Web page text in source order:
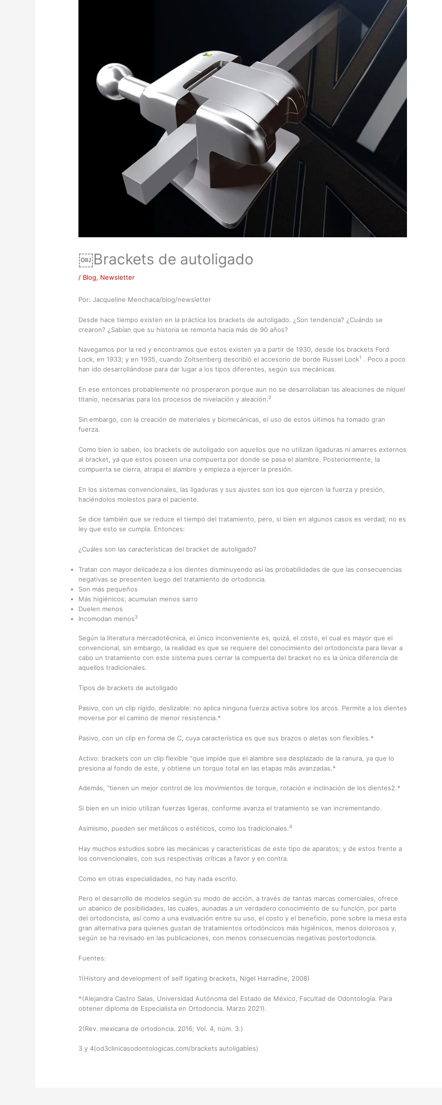
￼Brackets de autoligado
/ Blog, Newsletter
Por: Jacqueline Menchaca/blog/newsletter
Desde hace tiempo existen en la práctica los brackets de autoligado. ¿Son tendencia? ¿Cuándo se
crearon? ¿Sabían que su historia se remonta hacia más de 90 años?
Navegamos por la red y encontramos que estos existen ya a partir de 1930, desde los brackets Ford
Lock, en 1933; y en 1935, cuando Zoltsenberg describió el accesorio de borde Russel Lock1
. Poco a poco
han ido desarrollándose para dar lugar a los tipos diferentes, según sus mecánicas.
En ese entonces probablemente no prosperaron porque aun no se desarrollaban las aleaciones de níquel
titanio, necesarias para los procesos de nivelación y aleación.2
Sin embargo, con la creación de materiales y biomecánicas, el uso de estos últimos ha tomado gran
fuerza.
Como bien lo saben, los brackets de autoligado son aquellos que no utilizan ligaduras ni amarres externos
al bracket, ya que estos poseen una compuerta por donde se pasa el alambre. Posteriormente, la
compuerta se cierra, atrapa el alambre y empieza a ejercer la presión.
En los sistemas convencionales, las ligaduras y sus ajustes son los que ejercen la fuerza y presión,
haciéndolos molestos para el paciente.
Se dice también que se reduce el tiempo del tratamiento, pero, si bien en algunos casos es verdad; no es
ley que esto se cumpla. Entonces:
¿Cuáles son las características del bracket de autoligado?
Tratan con mayor delicadeza a los dientes disminuyendo así las probabilidades de que las consecuencias
negativas se presenten luego del tratamiento de ortodoncia.
Son más pequeños
Más higiénicos; acumulan menos sarro
Duelen menos
Incomodan menos3
Según la literatura mercadotécnica, el único inconveniente es, quizá, el costo, el cual es mayor que el
convencional, sin embargo, la realidad es que se requiere del conocimiento del ortodoncista para llevar a
cabo un tratamiento con este sistema pues cerrar la compuerta del bracket no es la única diferencia de
aquellos tradicionales.
Tipos de brackets de autoligado
Pasivo, con un clip rígido, deslizable: no aplica ninguna fuerza activa sobre los arcos. Permite a los dientes
moverse por el camino de menor resistencia.*
Pasivo, con un clip en forma de C, cuya característica es que sus brazos o aletas son flexibles.*
Activo: brackets con un clip flexible “que impide que el alambre sea desplazado de la ranura, ya que lo
presiona al fondo de este, y obtiene un torque total en las etapas más avanzadas.*
Además, “tienen un mejor control de los movimientos de torque, rotación e inclinación de los dientes2.*
Si bien en un inicio utilizan fuerzas ligeras, conforme avanza el tratamiento se van incrementando.
Asimismo, pueden ser metálicos o estéticos, como los tradicionales.4
Hay muchos estudios sobre las mecánicas y características de este tipo de aparatos; y de estos frente a
los convencionales, con sus respectivas críticas a favor y en contra.
Como en otras especialidades, no hay nada escrito.
Pero el desarrollo de modelos según su modo de acción, a través de tantas marcas comerciales, ofrece
un abanico de posibilidades, las cuales, aunadas a un verdadero conocimiento de su función, por parte
del ortodoncista, así como a una evaluación entre su uso, el costo y el beneficio, pone sobre la mesa esta
gran alternativa para quienes gustan de tratamientos ortodóncicos más higiénicos, menos dolorosos y,
según se ha revisado en las publicaciones, con menos consecuencias negativas postortodoncia.
Fuentes:
1(History and development of self ligating brackets, Nigel Harradine, 2008)
*(Alejandra Castro Salas, Universidad Autónoma del Estado de México, Facultad de Odontología. Para
obtener diploma de Especialista en Ortodoncia. Marzo 2021).
2(Rev. mexicana de ortodoncia. 2016; Vol. 4, núm. 3.)
3 y 4(od3clinicasodontologicas.com/brackets autoligables)